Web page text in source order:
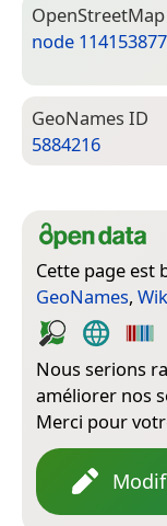
node
Geo­Names ID
5884216
Cette page est
GeoNames,
Nous serions
améliorer nos
Merci pour